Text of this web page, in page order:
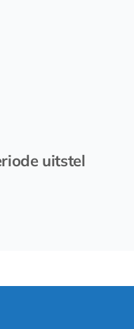
uitstel